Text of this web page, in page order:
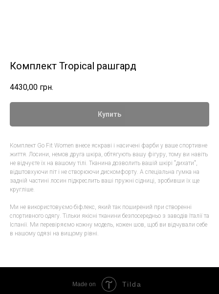
Комплект Tropical рашгард
4430,00 грн.
Купить
Комплект Go Fit Women внесе яскраві і насичені фарби у ваше спортивне
життя. Лосини, немов друга шкіра, обтягують вашу фігуру, тому ви навіть
не відчуєте їх на вашому тілі. Тканина дозволить вашій шкірі "дихати",
відштовхуючи піт і не створюючи дискомфорту. А спеціальна гумка на
задній частині лосин підкреслить ваші пружні сідниці, зробивши їх ще
кругліше.
Ми не використовуємо біфлекс, який так поширений при створенні
спортивного одягу. Тільки якісні тканини безпосередньо з заводів Італії та
Іспанії. Ми перевіряємо кожну модель, кожен шов, щоб ви відчували себе
в нашому одязі на вищому рівні.
Made on Tilda